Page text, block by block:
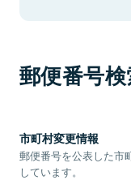
郵便番号
市町村変更情報
郵便番号を公表した市
しています。